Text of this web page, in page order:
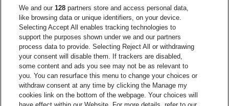
Ga naar de website van Europcar
Ga naar de
Ga naar de website van Coca-Cola
Ga naar de website van
Ga naar
Ga naar de website van Champagne
Ga naar de website
Ga naar de website van Het logo van
Ga naar de website
Ga naar de
Ga naar
Capitole Gent is een deel van be•at
We and our128 partners store and access personal data,
like browsing data or unique identifiers, on your device.
Selecting Accept All enables tracking technologies to
support the purposes shown under we and our partners
process data to provide. Selecting Reject All or withdrawing
your consent will disable them. If trackers are disabled,
some content and ads you see may not be as relevant to
you. You can resurface this menu to change your choices or
withdraw consent at any time by clicking the Manage my
cookies link on the bottom of the webpage. Your choices will